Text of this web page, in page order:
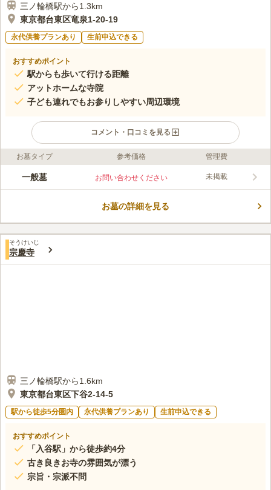
三ノ輪橋駅から1.3km
東京都台東区竜泉1-20-19
永代供養プランあり 生前申込できる
おすすめポイント
駅からも歩いて行ける距離
アットホームな寺院
子ども連れでもお参りしやすい周辺環境
コメント・口コミを見る
ライフドット編集部のコメント
寺院屋外にある墓地の区画塀は、2018年に修復工事をしてお
す。 広々とした寺院内での法要も可能なので、「家族が困らな
口コミ評価
この霊園はまだ誰からも評価されていません。
お墓タイプ 参考価格 管理費
一般墓 お問い合わせください 未掲載
お墓の詳細を見る
そうけいじ
宗慶寺
三ノ輪橋駅から1.6km
東京都台東区下谷2-14-5
駅から徒歩5分圏内 永代供養プランあり 生前申込できる
おすすめポイント
「入谷駅」から徒歩約4分
古き良きお寺の雰囲気が漂う
宗旨・宗派不問